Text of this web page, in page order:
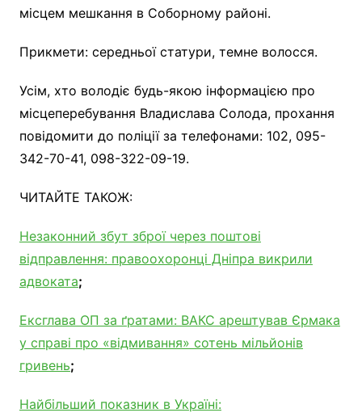
місцем мешкання в Соборному районі.
Прикмети: середньої статури, темне волосся.
Усім, хто володіє будь-якою інформацією про
місцеперебування Владислава Солода, прохання
повідомити до поліції за телефонами: 102, 095-
342-70-41, 098-322-09-19.
ЧИТАЙТЕ ТАКОЖ:
Незаконний збут зброї через поштові
відправлення: правоохоронці Дніпра викрили
адвоката;
Ексглава ОП за ґратами: ВАКС арештував Єрмака
у справі про «відмивання» сотень мільйонів
гривень;
Найбільший показник в Україні: